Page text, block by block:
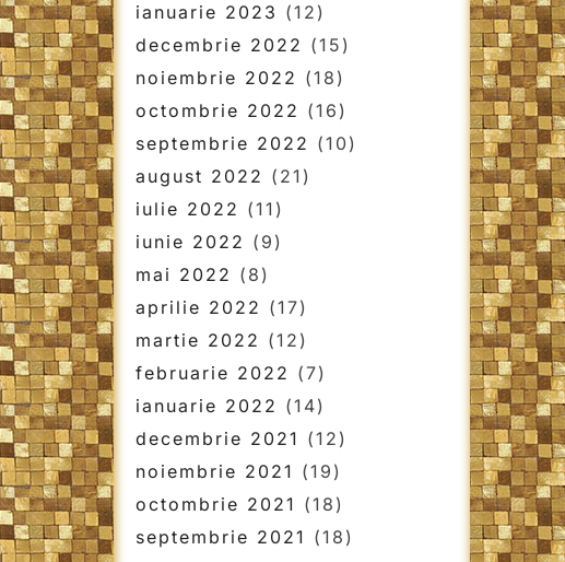
ianuarie 2023 (12)
decembrie 2022 (15)
noiembrie 2022 (18)
octombrie 2022 (16)
septembrie 2022 (10)
august 2022 (21)
iulie 2022 (11)
iunie 2022 (9)
mai 2022 (8)
aprilie 2022 (17)
martie 2022 (12)
februarie 2022 (7)
ianuarie 2022 (14)
decembrie 2021 (12)
noiembrie 2021 (19)
octombrie 2021 (18)
septembrie 2021 (18)